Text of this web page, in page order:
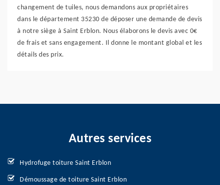
changement de tuiles, nous demandons aux propriétaires
dans le département 35230 de déposer une demande de devis
à notre siège à Saint Erblon. Nous élaborons le devis avec 0€
de frais et sans engagement. Il donne le montant global et les
détails des prix.
Autres services
Hydrofuge toiture Saint Erblon
Démoussage de toiture Saint Erblon